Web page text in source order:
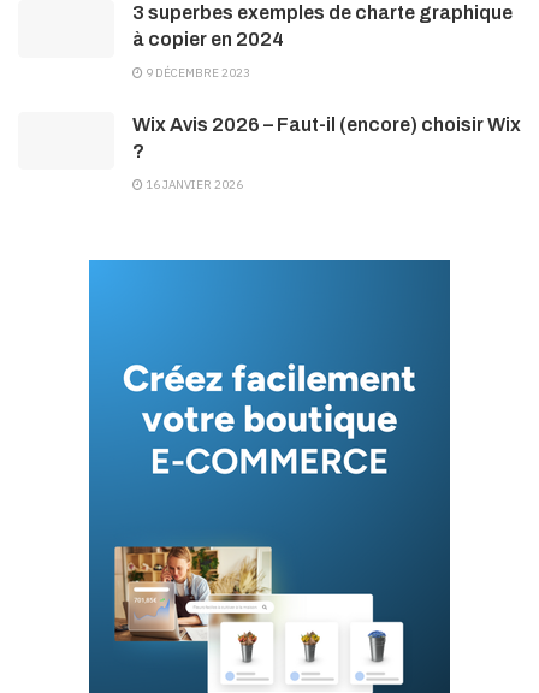
3 superbes exemples de charte graphique
à copier en 2024
9 DÉCEMBRE 2023
Wix Avis 2026 – Faut-il (encore) choisir Wix
?
16 JANVIER 2026